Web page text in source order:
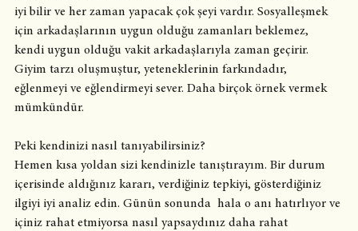
iyi bilir ve her zaman yapacak çok şeyi vardır. Sosyalleşmek
için arkadaşlarının uygun olduğu zamanları beklemez,
kendi uygun olduğu vakit arkadaşlarıyla zaman geçirir.
Giyim tarzı oluşmuştur, yeteneklerinin farkındadır,
eğlenmeyi ve eğlendirmeyi sever. Daha birçok örnek vermek
mümkündür.
Peki kendinizi nasıl tanıyabilirsiniz?
Hemen kısa yoldan sizi kendinizle tanıştırayım. Bir durum
içerisinde aldığınız kararı, verdiğiniz tepkiyi, gösterdiğiniz
ilgiyi iyi analiz edin. Günün sonunda  hala o anı hatırlıyor ve
içiniz rahat etmiyorsa nasıl yapsaydınız daha rahat